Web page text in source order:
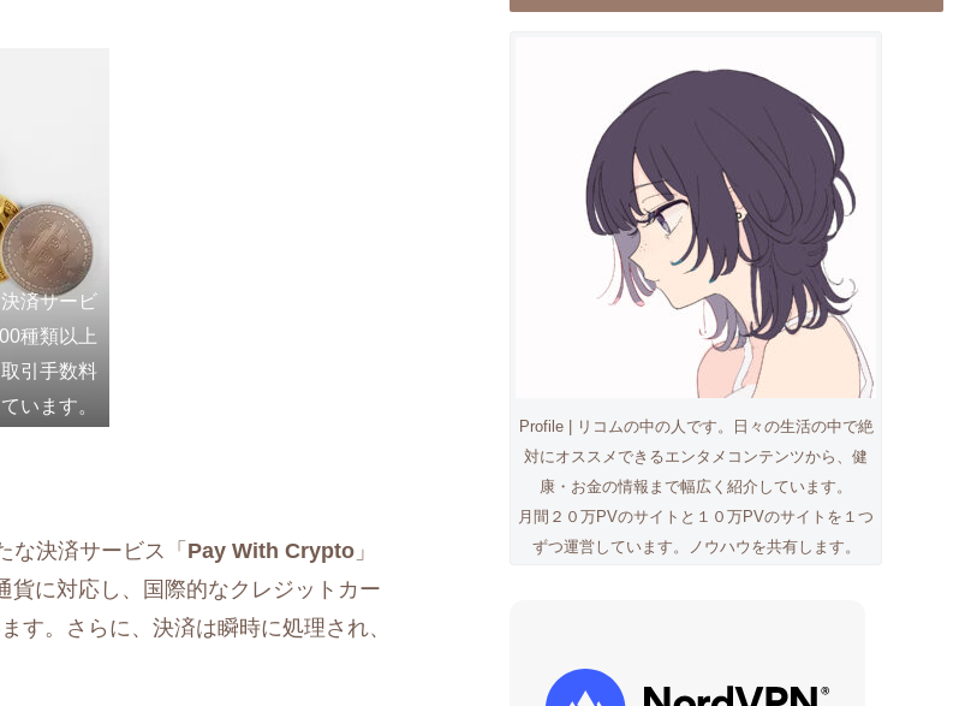
済サービ
種類以上
引手数料
います。
な決済サービス「 Pay With Crypto」
貨に対応し、国際的なクレジットカー
す。さらに、決済は瞬時に処理され、
Profile | リコムの中の人です。日々の生活の中で絶
対にオススメできるエンタメコンテンツから、健
康・お金の情報まで幅広く紹介しています。
月間２０万PVのサイトと１０万PVのサイトを１つ
ずつ運営しています。ノウハウを共有します。